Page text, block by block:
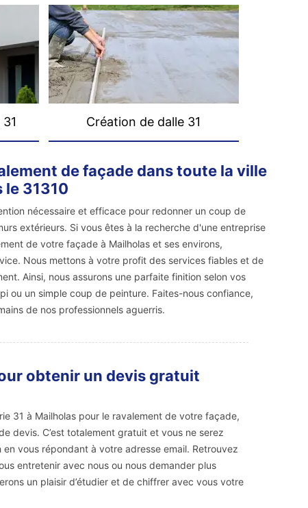
Création de dalle 31
de façade dans toute la ville
le 31310
nécessaire et efficace pour redonner un coup de
extérieurs. Si vous êtes à la recherche d'une entreprise
de votre façade à Mailholas et ses environs,
Nous mettons à votre profit des services fiables et de
Ainsi, nous assurons une parfaite finition selon vos
ou un simple coup de peinture. Faites-nous confiance,
de nos professionnels aguerris.
obtenir un devis gratuit
31 à Mailholas pour le ravalement de votre façade,
devis. C’est totalement gratuit et vous ne serez
vous répondant à votre adresse email. Retrouvez
entretenir avec nous ou nous demander plus
un plaisir d’étudier et de chiffrer avec vous votre